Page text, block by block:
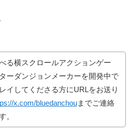
る横スクロールアクションゲー
ーダンジョンメーカーを開発中で
イしてくださる方にURLをお送り
x.com/bluedanchouまでご連絡
。